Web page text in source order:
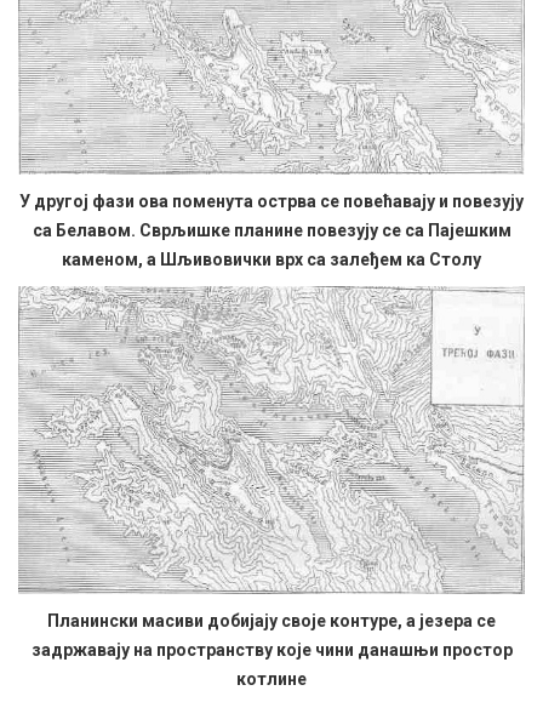
У другој фази ова поменута острва се повећавају и повезују
са Белавом. Сврљишке планине повезују се са Пајешким
каменом, а Шљивовички врх са залеђем ка Столу
Планински масиви добијају своје контуре, а језера се
задржавају на пространству које чини данашњи простор
котлине